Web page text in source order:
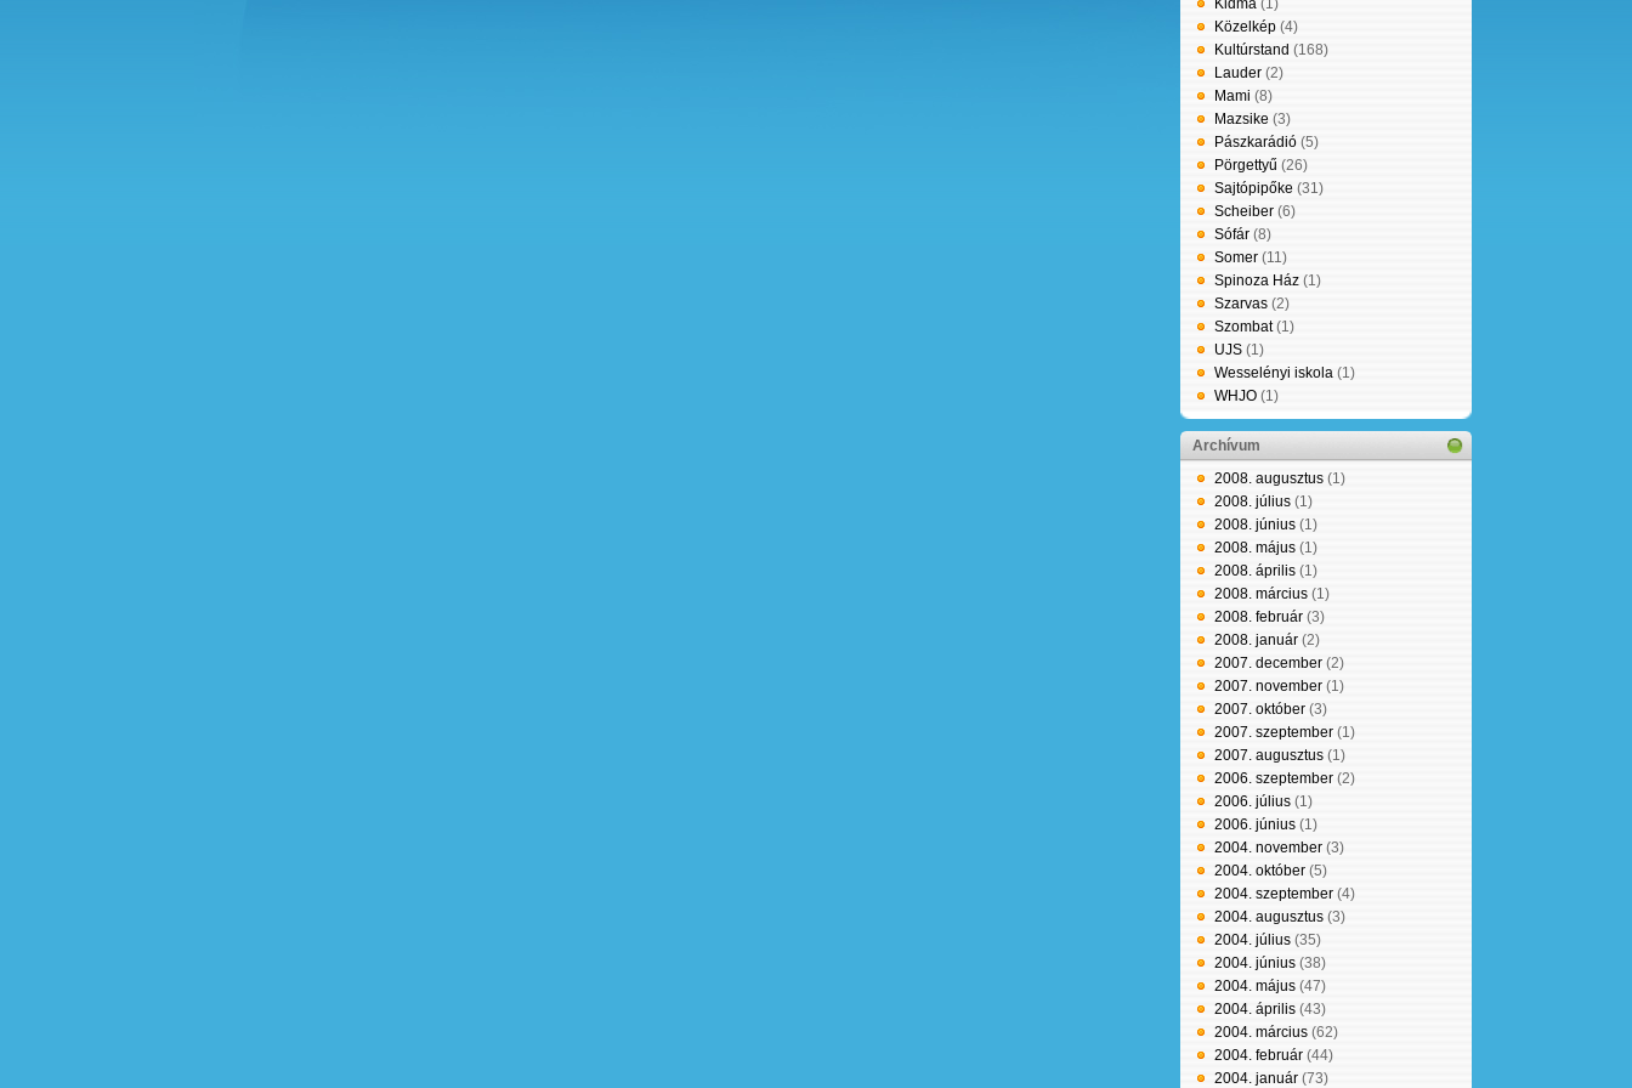
Kidma (1)
Közelkép (4)
Kultúrstand (168)
Lauder (2)
Mami (8)
Mazsike (3)
Pászkarádió (5)
Pörgettyű (26)
Sajtópipőke (31)
Scheiber (6)
Sófár (8)
Somer (11)
Spinoza Ház (1)
Szarvas (2)
Szombat(1)
UJS (1)
Wesselényi iskola (1)
WHJO (1)
Archívum
2008. augusztus (1)
2008. július (1)
2008. június (1)
2008. május (1)
2008. április (1)
2008. március (1)
2008. február (3)
2008. január (2)
2007. december (2)
2007. november (1)
2007. október (3)
2007. szeptember (1)
2007. augusztus (1)
2006. szeptember (2)
2006. július (1)
2006. június (1)
2004. november (3)
2004. október (5)
2004. szeptember (4)
2004. augusztus (3)
2004. július (35)
2004. június (38)
2004. május (47)
2004. április (43)
2004. március (62)
2004. február (44)
2004. január (73)